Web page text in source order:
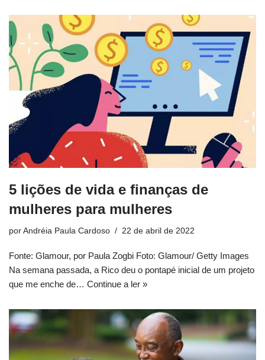
5 lições de vida e finanças de
mulheres para mulheres
por Andréia Paula Cardoso 22 de abril de 2022
Fonte: Glamour, por Paula Zogbi Foto: Glamour/ Getty Images
Na semana passada, a Rico deu o pontapé inicial de um projeto
que me enche de… Continue a ler »